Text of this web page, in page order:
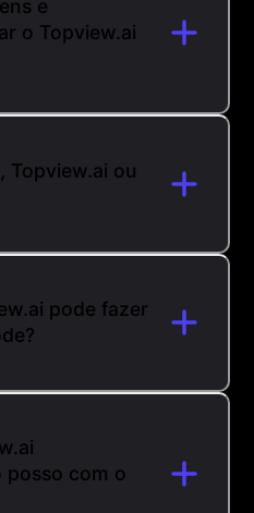
e
o Topview.ai
Topview.ai ou
pode fazer
com o